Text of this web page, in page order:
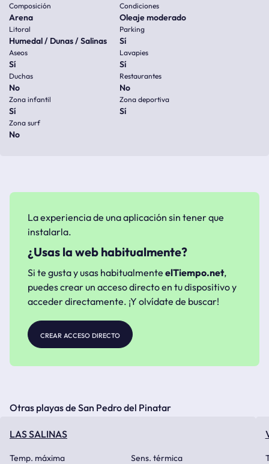
Composición
Arena
Condiciones
Oleaje moderado
Litoral
Humedal / Dunas / Salinas
Parking
Sí
Aseos
Sí
Lavapies
Sí
Duchas
No
Restaurantes
No
Zona infantil
Sí
Zona deportiva
Sí
Zona surf
No
La experiencia de una aplicación sin tener que
instalarla.
¿Usas la web habitualmente?
Si te gusta y usas habitualmente elTiempo.net,
puedes crear un acceso directo en tu dispositivo y
acceder directamente. ¡Y olvídate de buscar!
crear acceso directo
Otras playas de San Pedro del Pinatar
LAS SALINAS
Temp. máxima
Sens. térmica